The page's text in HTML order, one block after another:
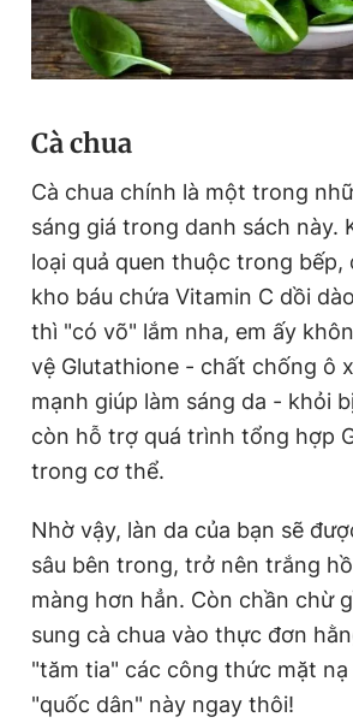
Cà chua
Cà chua chính là một trong
sáng giá trong danh sách này.
loại quả quen thuộc trong bếp,
kho báu chứa Vitamin C dồi
thì "có võ" lắm nha, em ấy
vệ Glutathione - chất chống ô
mạnh giúp làm sáng da - khỏi
còn hỗ trợ quá trình tổng hợp
trong cơ thể.
Nhờ vậy, làn da của bạn sẽ
sâu bên trong, trở nên trắng
màng hơn hẳn. Còn chần chừ
sung cà chua vào thực đơn
"tăm tia" các công thức mặt nạ
"quốc dân" này ngay thôi!